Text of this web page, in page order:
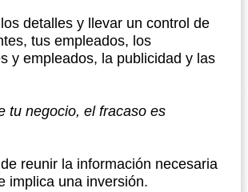
detalles y llevar un control de
tus empleados, los
y empleados, la publicidad y las
tu negocio, el fracaso es
reunir la información necesaria
implica una inversión.